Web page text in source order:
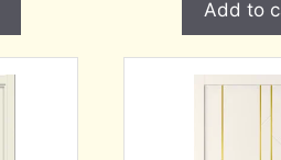
Add to